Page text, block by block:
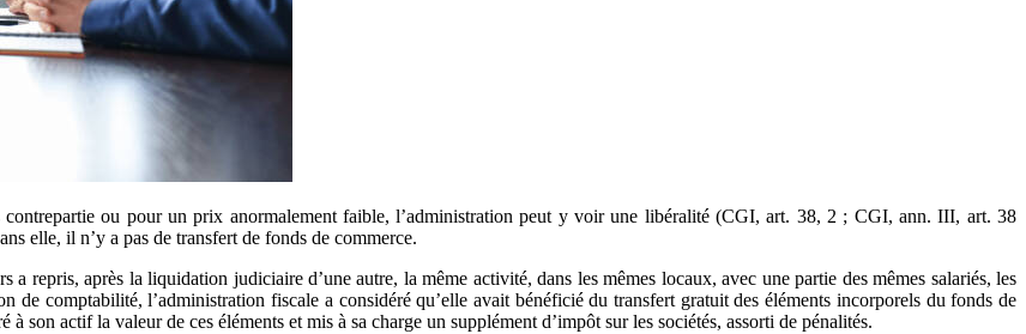
contrepartie ou pour un prix anormalement faible, l’administration peut y voir une libéralité (CGI, art. 38, 2 ; CGI, ann. III, art. 38
elle, il n’y a pas de transfert de fonds de commerce.
a repris, après la liquidation judiciaire d’une autre, la même activité, dans les mêmes locaux, avec une partie des mêmes salariés, les
de comptabilité, l’administration fiscale a considéré qu’elle avait bénéficié du transfert gratuit des éléments incorporels du fonds de
son actif la valeur de ces éléments et mis à sa charge un supplément d’impôt sur les sociétés, assorti de pénalités.